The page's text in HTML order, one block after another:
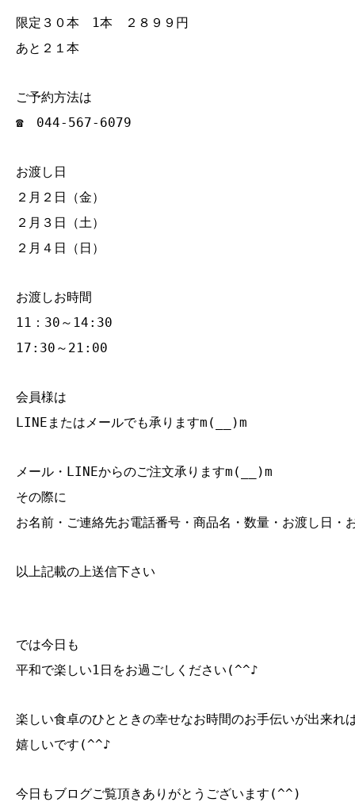
限定３０本 1本 ２８９９円
あと２１本
ご予約方法は
☎ 044‐567‐6079
お渡し日
２月２日（金）
２月３日（土）
２月４日（日）
お渡しお時間
11：30～14:30
17:30～21:00
会員様は
LINEまたはメールでも承りますm(__)m
メール・LINEからのご注文承りますm(__)m
その際に
お名前・ご連絡先お電話番号・商品名・数量・お渡し日・
以上記載の上送信下さい
では今日も
平和で楽しい1日をお過ごしください(^^♪
楽しい食卓のひとときの幸せなお時間のお手伝いが出来れ
嬉しいです(^^♪
今日もブログご覧頂きありがとうございます(^^)